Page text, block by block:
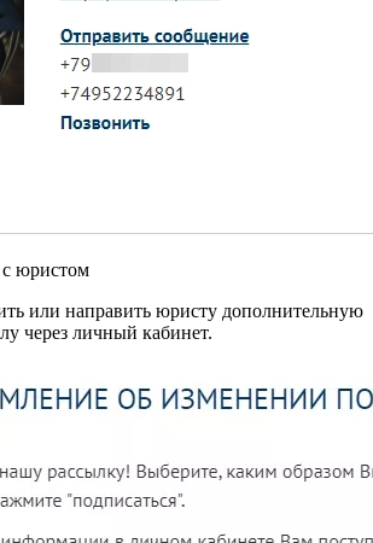
с юристом
или направить юристу дополнительную
через личный кабинет.